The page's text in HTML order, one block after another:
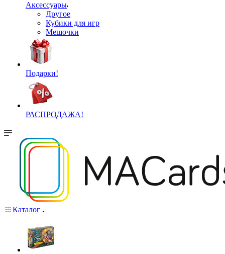
Аксессуары
Другое
Кубики для игр
Мешочки
Подарки!
РАСПРОДАЖА!
Каталог